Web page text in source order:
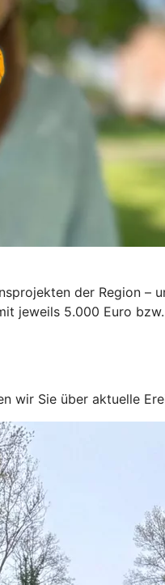
der Region
jeweils 5.000 Euro
wir Sie über aktuelle